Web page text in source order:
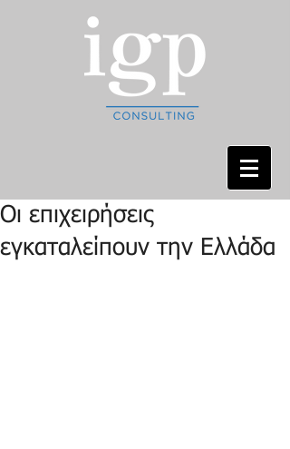
Οι επιχειρήσεις
εγκαταλείπουν την Ελλάδα